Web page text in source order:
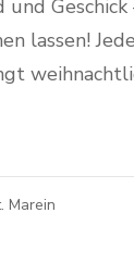
Geschick
lassen!
Marein